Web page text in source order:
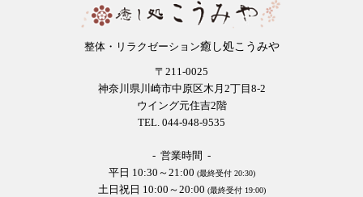
整体・リラクゼーション癒し処こうみや
〒211-0025
神奈川県川崎市中原区木月2丁目8-2
ウイング元住吉2階
TEL. 044-948-9535
- 営業時間 -
平日 10:30～21:00 (最終受付 20:30)
土日祝日 10:00～20:00 (最終受付 19:00)